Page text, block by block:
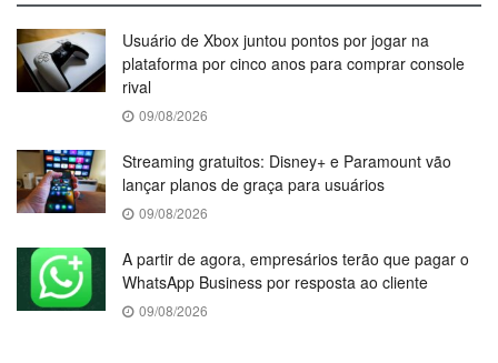
Usuário de Xbox juntou pontos por jogar na
plataforma por cinco anos para comprar console
rival
09/08/2026
Streaming gratuitos: Disney+ e Paramount vão
lançar planos de graça para usuários
09/08/2026
A partir de agora, empresários terão que pagar o
WhatsApp Business por resposta ao cliente
09/08/2026